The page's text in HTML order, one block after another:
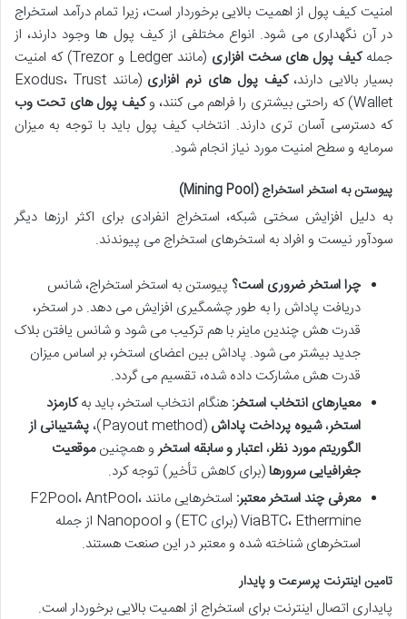
امنیت کیف پول از اهمیت بالایی برخوردار است، زیرا تمام درآمد استخراج
در آن نگهداری می شود. انواع مختلفی از کیف پول ها وجود دارند، از
جملهکیف پول های سخت افزاری
(مانند Ledger و Trezor) که امنیت
بسیار بالایی دارند،کیف پول های نرم افزاری
(مانند Exodus، Trust
Wallet) که راحتی بیشتری را فراهم می کنند، و
کیف پول های تحت وب
که دسترسی آسان تری دارند. انتخاب کیف پول باید با توجه به میزان
سرمایه و سطح امنیت مورد نیاز انجام شود.
پیوستن به استخر استخراج (Mining Pool)
به دلیل افزایش سختی شبکه، استخراج انفرادی برای اکثر ارزها دیگر
سودآور نیست و افراد به استخرهای استخراج می پیوندند.
چرا استخر ضروری است؟ پیوستن به استخر استخراج، شانس
دریافت پاداش را به طور چشمگیری افزایش می دهد. در استخر،
قدرت هش چندین ماینر با هم ترکیب می شود و شانس یافتن بلاک
جدید بیشتر می شود. پاداش بین اعضای استخر، بر اساس میزان
قدرت هش مشارکت داده شده، تقسیم می گردد.
معیارهای انتخاب استخر: هنگام انتخاب استخر، باید بهکارمزد
استخر،شیوه پرداخت پاداش (Payout method)،
پشتیبانی از
الگوریتم مورد نظر، اعتبار و سابقه استخرو همچنینموقعیت
جغرافیایی سرورها(برای کاهش تأخیر) توجه کرد.
معرفی چند استخر معتبر:
استخرهایی مانند F2Pool، AntPool،
ViaBTC، Ethermine (برای ETC) و Nanopool از جمله
استخرهای شناخته شده و معتبر در این صنعت هستند.
تامین اینترنت پرسرعت و پایدار
پایداری اتصال اینترنت برای استخراج از اهمیت بالایی برخوردار است.